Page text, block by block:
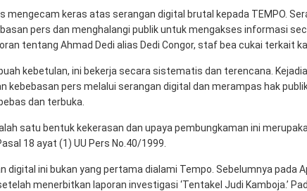
mengecam keras atas serangan digital brutal kepada TEMPO.
pers dan menghalangi publik untuk mengakses informasi
tentang Ahmad Dedi alias Dedi Congor, staf bea cukai terkait
kebetulan, ini bekerja secara sistematis dan terencana.
kebebasan pers melalui serangan digital dan merampas hak
dan terbuka.
satu bentuk kekerasan dan upaya pembungkaman ini
18 ayat (1) UU Pers No.40/1999.
digital ini bukan yang pertama dialami Tempo. Sebelumnya pada
menerbitkan laporan investigasi ‘Tentakel Judi Kamboja.’